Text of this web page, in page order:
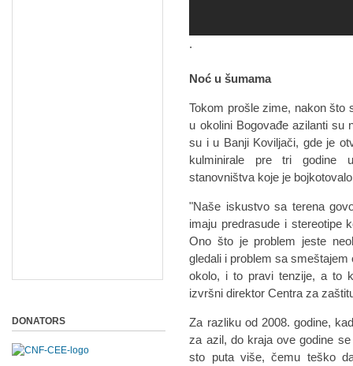
.
Noć u šumama
Tokom prošle zime, nakon što
u okolini Bogovađe azilanti su
su i u Banji Koviljači, gde je
kulminirale pre tri godine
stanovništva koje je
"Naše iskustvo sa terena
imaju predrasude i stereotipe
Ono što je problem jeste
gledali i problem sa
okolo, i to pravi tenzije, a to
izvršni direktor Centra za
Za razliku od 2008. godine,
za azil, do kraja ove godine
sto puta više, čemu teško
DONATORS